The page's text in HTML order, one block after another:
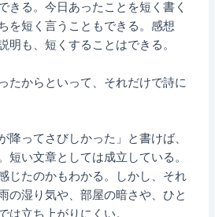
きる。今日あったことを短く書く
を短く言うこともできる。感想
明も、短くすることはできる。
たからといって、それだけで詩に
降ってさびしかった」と書けば、
短い文章としては成立している。
じたのかもわかる。しかし、それ
の湿り気や、部屋の暗さや、ひと
は立ち上がりにくい。